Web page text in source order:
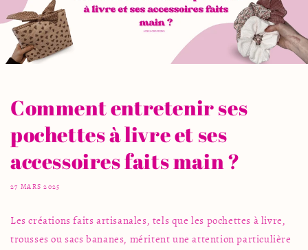
Comment entretenir ses
pochettes à livre et ses
accessoires faits main ?
27 MARS 2025
Les créations faits artisanales, tels que les pochettes à livre,
trousses ou sacs bananes, méritent une attention particulière